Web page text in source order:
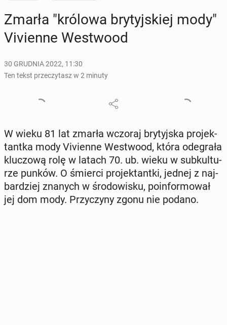
Zmarła "królowa bry­tyj­skiej mody"
Vi­vien­ne We­stwo­od
30 GRUDNIA 2022, 11:30
Ten tekst przeczytasz w 2 minuty
W wieku 81 lat zmarła wczoraj bry­tyj­ska pro­jek­
tant­ka mody Vi­vien­ne We­stwo­od, która ode­gra­ła
klu­czo­wą rolę w latach 70. ub. wieku w sub­kul­tu­
rze punków. O śmierci pro­jek­tant­ki, jednej z naj­
bar­dziej znanych w śro­do­wi­sku, po­in­for­mo­wał
jej dom mody. Przy­czy­ny zgonu nie podano.